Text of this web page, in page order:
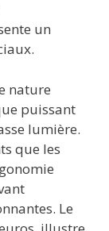
un
nature
puissant
lumière.
que les
Le